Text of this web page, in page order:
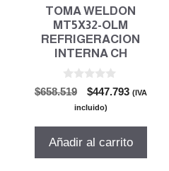
TOMA WELDON
MT5X32-OLM
REFRIGERACION
INTERNA CH
0
d
$658.519
El
precio
era:
$447.793El(IVA
incluido)
Añadir al carrito